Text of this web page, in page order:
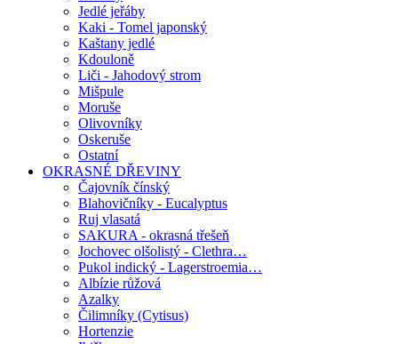
Jedlé jeřáby
Kaki - Tomel japonský
Kaštany jedlé
Kdouloně
Liči - Jahodový strom
Mišpule
Moruše
Olivovníky
Oskeruše
Ostatní
OKRASNÉ DŘEVINY
Čajovník čínský
Blahovičníky - Eucalyptus
Ruj vlasatá
SAKURA - okrasná třešeň
Jochovec olšolistý - Clethra…
Pukol indický - Lagerstroemia…
Albízie růžová
Azalky
Čilimníky (Cytisus)
Hortenzie